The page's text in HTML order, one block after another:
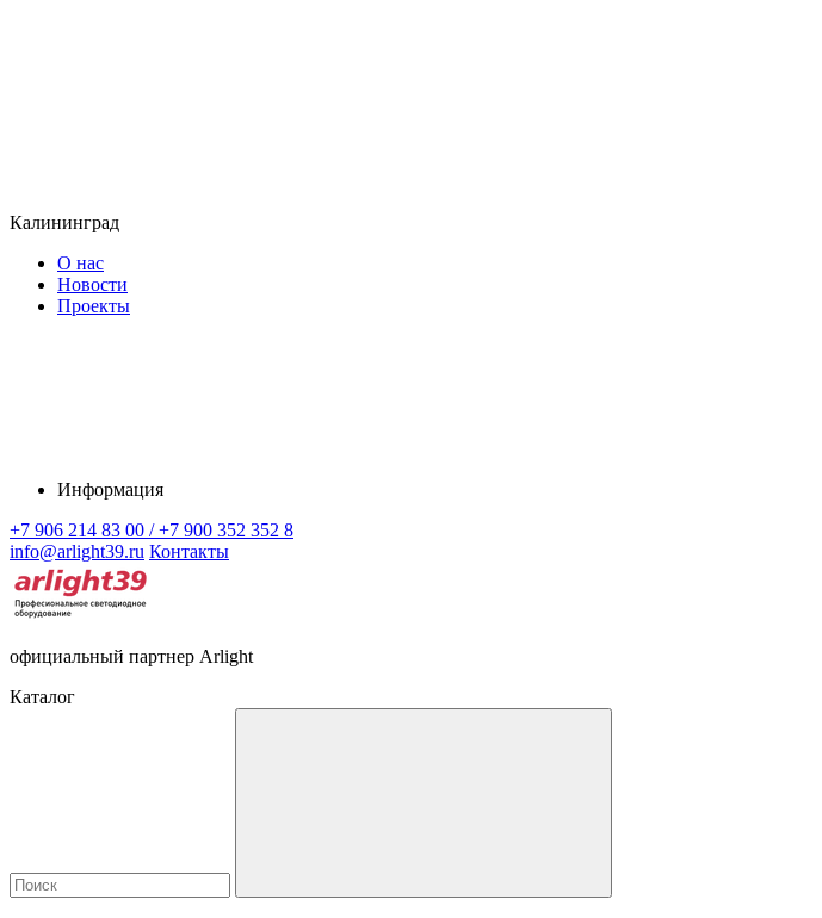
Калининград
О нас
Новости
Проекты
Информация
+7 906 214 83 00 / +7 900 352 352 8
info@arlight39.ru Контакты
официальный партнер Arlight
Каталог